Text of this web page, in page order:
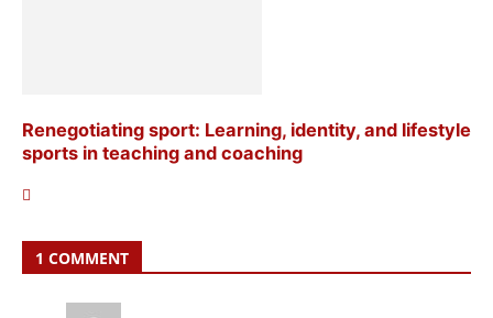
Renegotiating sport: Learning, identity, and lifestyle
sports in teaching and coaching
1 COMMENT